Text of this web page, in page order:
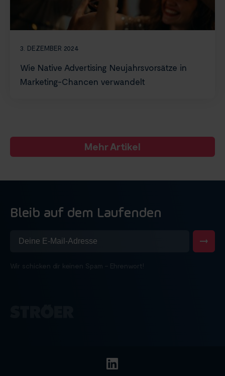
3. DEZEMBER 2024
Wie Native Advertising Neujahrsvorsätze in
Marketing-Chancen verwandelt
Mehr Artikel
Bleib auf dem Laufenden
Wir schicken dir keinen Spam – Ehrenwort!